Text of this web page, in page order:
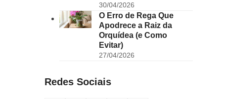
30/04/2026
O Erro de Rega Que
Apodrece a Raiz da
Orquídea (e Como
Evitar)
27/04/2026
Redes Sociais